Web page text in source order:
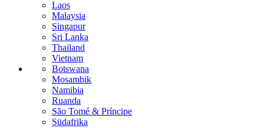
Laos
Malaysia
Singapur
Sri Lanka
Thailand
Vietnam
Botswana
Mosambik
Namibia
Ruanda
São Tomé & Príncipe
Südafrika